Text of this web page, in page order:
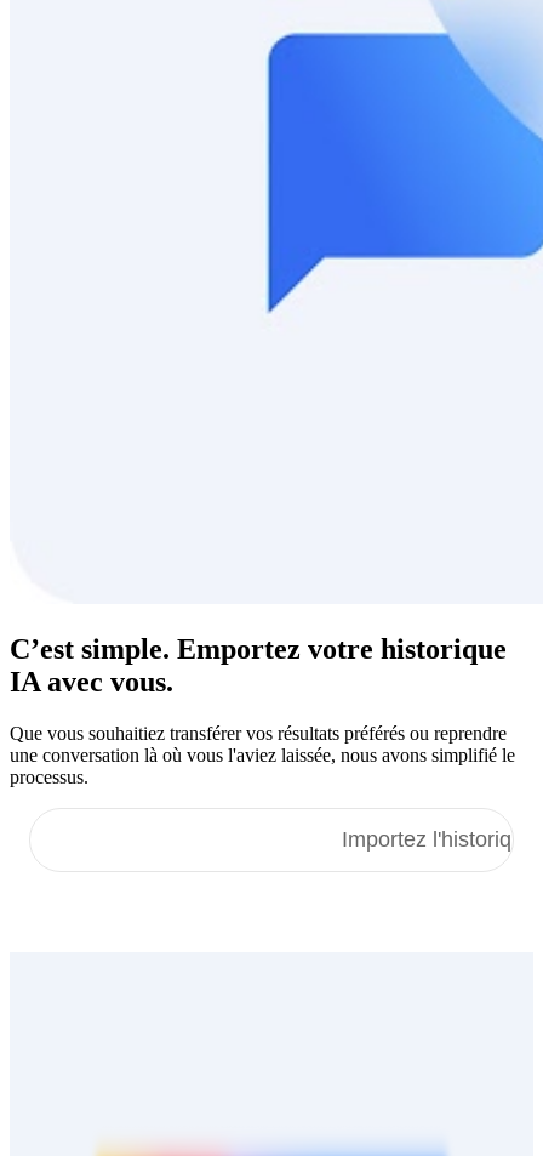
C’est simple. Emportez votre historique
IAavec vous.
Que vous souhaitiez transférer vos résultats préférés ou reprendre
une conversation là où vous l'aviez laissée, nous avons simplifié le
processus.
Importez